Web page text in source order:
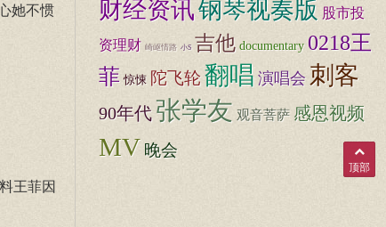
她不惯
王菲因
财经资讯钢琴视奏版 股市投
资理财 崎岖情路 小S 吉他 documentary 0218王
菲 惊悚 陀飞轮翻唱 演唱会 刺客
90年代张学友 观音菩萨 感恩视频
MV 晚会
顶部